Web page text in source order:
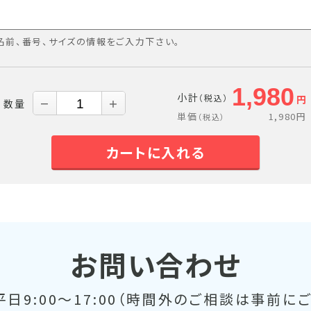
前、番号、サイズの情報をご入力下さい。
数量 － ＋ 小計（税込） 1,980 円
単価 （税込） 1,980円
カートに入れる
お問い合わせ
9:00～17:00（時間外のご相談は事前にご